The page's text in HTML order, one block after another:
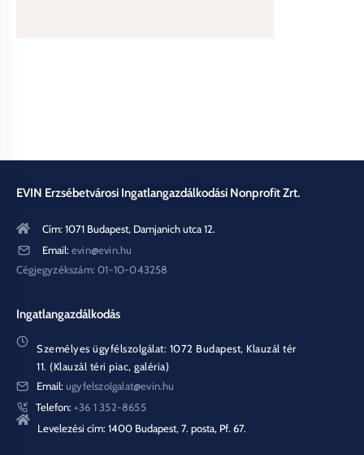
EVIN Erzsébetvárosi Ingatlangazdálkodási Nonprofit Zrt.
Cím: 1071 Budapest, Damjanich utca 12.
Email: evin@evin.hu
Cégjegyzékszám: 01-10-043258
Ingatlangazdálkodás
Személyes ügyfélszolgálat: 1072 Budapest, Klauzál tér
11. (Klauzál téri piac, galéria)
Email: ugyfelszolgalat@evin.hu
Telefon: +36 1 352-8655
Levelezési cím: 1400 Budapest, 7. posta, Pf. 67.